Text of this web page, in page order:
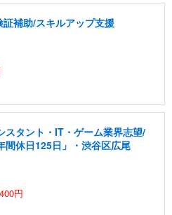
補助/スキルアップ支援
スタント・IT・ゲーム業界志望/
間休日125日」・渋谷区広尾
円